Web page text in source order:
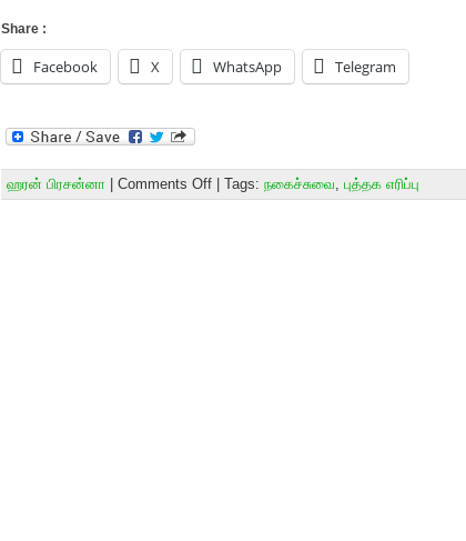
Share :
Facebook X WhatsApp Telegram
ஹரன் பிரசன்னா Comments Off | Tags: நகைச்சுவை, புத்தக எரிப்பு